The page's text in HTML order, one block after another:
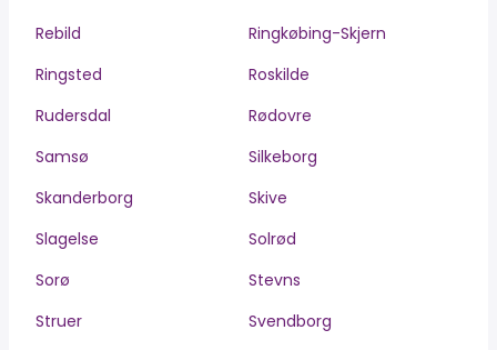
Rebild
Ringkøbing-Skjern
Ringsted
Roskilde
Rudersdal
Rødovre
Samsø
Silkeborg
Skanderborg
Skive
Slagelse
Solrød
Sorø
Stevns
Struer
Svendborg